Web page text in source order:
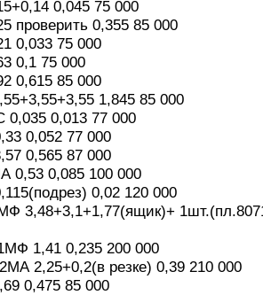
0,045 75 000
проверить 0,355 85 000
0,033 75 000
0,1 75 000
0,615 85 000
1,845 85 000
0,035 0,013 77 000
0,052 77 000
0,565 87 000
0,53 0,085 100 000
0,02 120 000
3,48+3,1+1,77(ящик)+
1,41 0,235 200 000
2,25+0,2(в резке) 0,39 210 000
0,475 85 000